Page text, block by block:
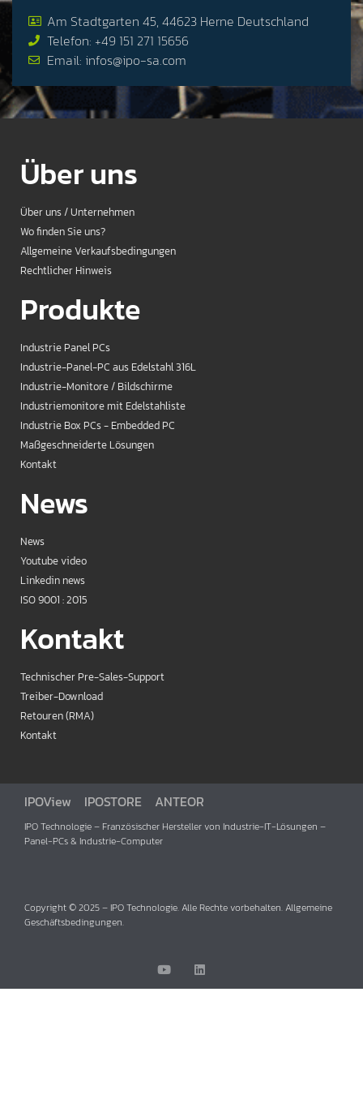
Am Stadtgarten 45, 44623 Herne Deutschland
Telefon: +49 151 271 15656
Email: infos@ipo-sa.com
Über uns
Über uns / Unternehmen
Wo finden Sie uns?
Allgemeine Verkaufsbedingungen
Rechtlicher Hinweis
Produkte
Industrie Panel PCs
Industrie-Panel-PC aus Edelstahl 316L
Industrie-Monitore / Bildschirme
Industriemonitore mit Edelstahliste
Industrie Box PCs - Embedded PC
Maßgeschneiderte Lösungen
Kontakt
News
News
Youtube video
Linkedin news
ISO 9001 : 2015
Kontakt
Technischer Pre-Sales-Support
Treiber-Download
Retouren (RMA)
Kontakt
IPOView IPOSTORE ANTEOR
IPO Technologie – Französischer Hersteller von Industrie-IT-Lösungen –
Panel-PCs & Industrie-Computer
Copyright © 2025 – IPO Technologie. Alle Rechte vorbehalten. Allgemeine
Geschäftsbedingungen.